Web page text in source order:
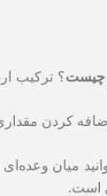
چیست؟ ترکیب
کردن
میان
است.